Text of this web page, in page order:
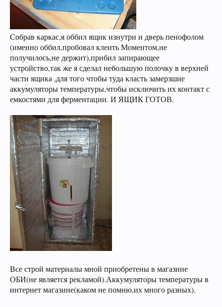
Собрав каркас,я оббил ящик изнутри и дверь пенофолом
(именно оббил,пробовал клеить Моментом,не
получилось,не держит),прибил запирающее
устройство,так же я сделал небольшую полочку в верхней
части ящика ,для того чтобы туда класть замерзшие
аккумуляторы температуры,чтобы исключить их контакт с
емкостями для ферментации. И ЯЩИК ГОТОВ.
Все строй материалы мной приобретены в магазине
ОБИ(не является рекламой).Аккумуляторы температуры в
интернет магазине(каком не помню,их много разных).